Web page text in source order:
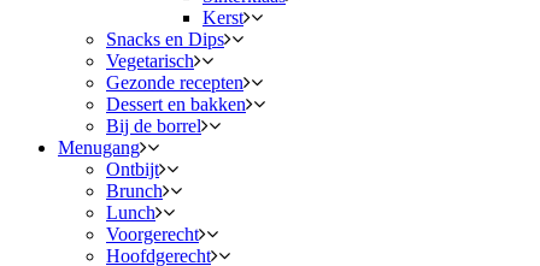
Kerst
Snacks en Dips
Vegetarisch
Gezonde recepten
Dessert en bakken
Bij de borrel
Menugang
Ontbijt
Brunch
Lunch
Voorgerecht
Hoofdgerecht